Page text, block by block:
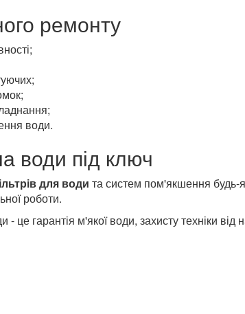
ремонту
води.
води під ключ
для води та систем пом'якшення будь-
роботи.
гарантія м'якої води, захисту техніки